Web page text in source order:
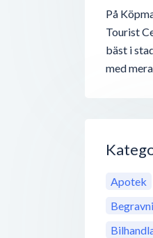
På
Tourist
bäst i
med
Apotek